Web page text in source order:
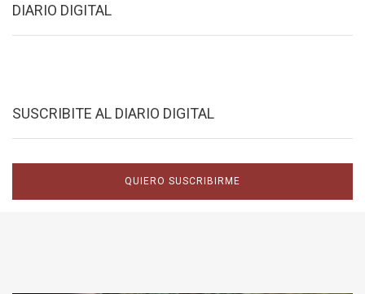
DIARIO DIGITAL
SUSCRIBITE AL DIARIO DIGITAL
QUIERO SUSCRIBIRME